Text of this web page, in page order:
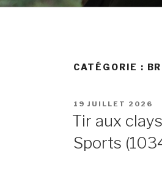
CATÉGORIE :
POSTED
19 JUILLET 2026
Tir aux
Sports